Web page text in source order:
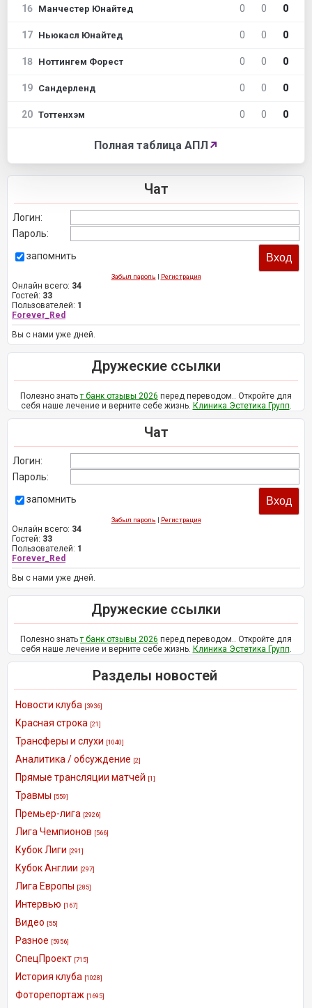
16 Манчестер Юнайтед 0 0 0
17 Ньюкасл Юнайтед 0 0 0
18 Ноттингем Форест 0 0 0
19 Сандерленд 0 0 0
20 Тоттенхэм 0 0 0
Полная таблица АПЛ ↗
Чат
Логин:
Пароль:
запомнить
Забыл пароль | Регистрация
Онлайн всего: 34
Гостей: 33
Пользователей: 1
Forever_Red
Вы с нами уже дней.
Дружеские ссылки
Полезно знатьт банк отзывы 2026 перед переводом.. Откройте для
себя наше лечение и верните себе жизнь. Клиника Эстетика Групп.
Чат
Логин:
Пароль:
запомнить
Забыл пароль | Регистрация
Онлайн всего: 34
Гостей: 33
Пользователей: 1
Forever_Red
Вы с нами уже дней.
Дружеские ссылки
Полезно знатьт банк отзывы 2026 перед переводом.. Откройте для
себя наше лечение и верните себе жизнь. Клиника Эстетика Групп.
Разделы новостей
Новости клуба [3936]
Красная строка [21]
Трансферы и слухи [1040]
Аналитика / обсуждение [2]
Прямые трансляции матчей [1]
Травмы [559]
Премьер-лига [2926]
Лига Чемпионов [566]
Кубок Лиги [291]
Кубок Англии [297]
Лига Европы [285]
Интервью [167]
Видео [55]
Разное [5956]
СпецПроект [715]
История клуба [1028]
Фоторепортаж [1695]